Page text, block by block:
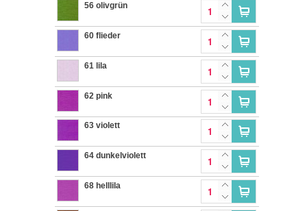
56 olivgrün
60 flieder
61 lila
62 pink
63 violett
64 dunkelviolett
68 helllila